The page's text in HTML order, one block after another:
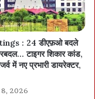
: 24 डीएफ़ओ बदले
टाइगर शिकार कांड,
में नए प्रभारी डायरेक्टर,
8, 2026